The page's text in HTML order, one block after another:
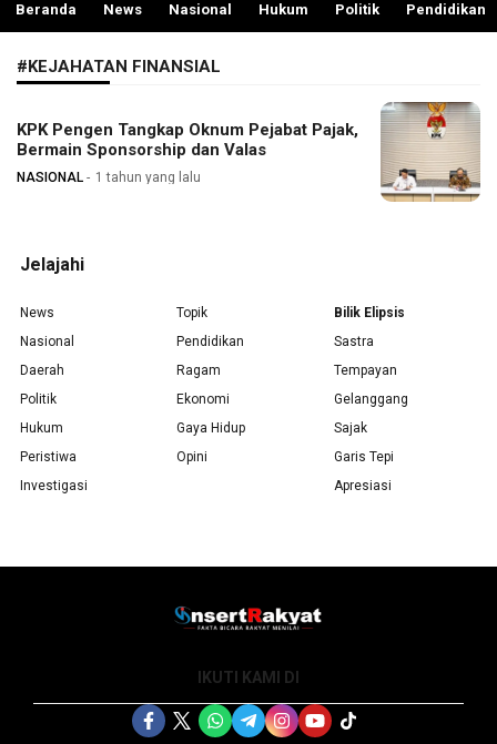
Beranda News Nasional Hukum Politik Pendidikan
#KEJAHATAN FINANSIAL
KPK Pengen Tangkap Oknum Pejabat Pajak,
Bermain Sponsorship dan Valas
NASIONAL 1 tahun yang lalu
Jelajahi
News
Nasional
Daerah
Politik
Hukum
Peristiwa
Investigasi
Topik
Pendidikan
Ragam
Ekonomi
Gaya Hidup
Opini
Bilik Elipsis
Sastra
Tempayan
Gelanggang
Sajak
Garis Tepi
Apresiasi
IKUTI KAMI DI